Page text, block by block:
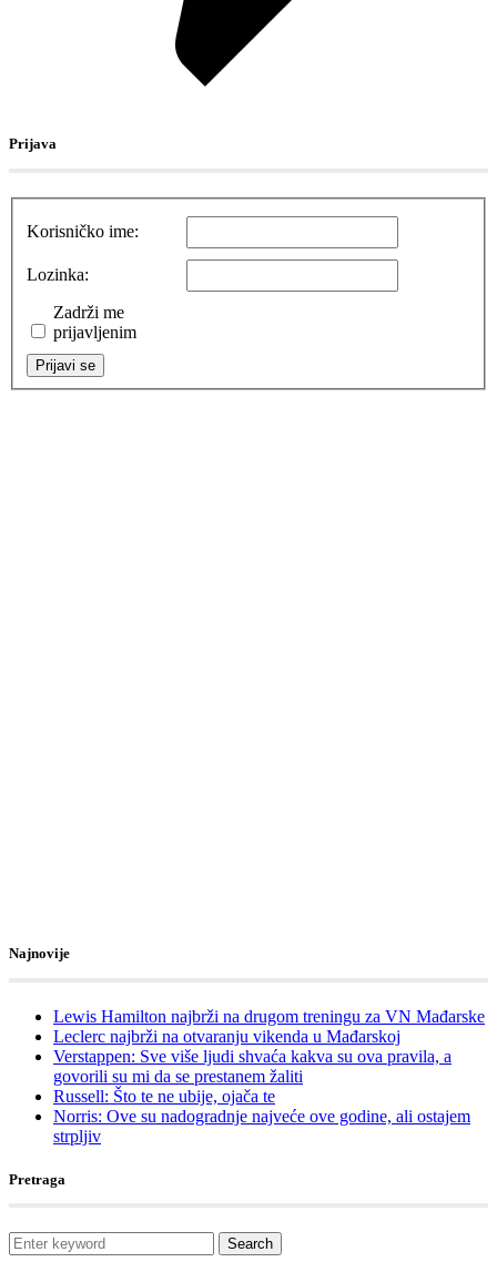
Prijava
Korisničko ime:
Lozinka:
Zadrži me
prijavljenim
Prijavi se
Najnovije
Lewis Hamilton najbrži na drugom treningu za VN Mađarske
Leclerc najbrži na otvaranju vikenda u Mađarskoj
Verstappen: Sve više ljudi shvaća kakva su ova pravila, a
govorili su mi da se prestanem žaliti
Russell: Što te ne ubije, ojača te
Norris: Ove su nadogradnje najveće ove godine, ali ostajem
strpljiv
Pretraga
Search